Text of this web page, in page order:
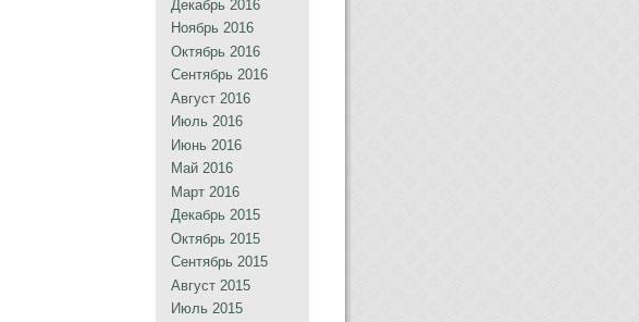
Декабрь 2016
Ноябрь 2016
Октябрь 2016
Сентябрь 2016
Август 2016
Июль 2016
Июнь 2016
Май 2016
Март 2016
Декабрь 2015
Октябрь 2015
Сентябрь 2015
Август 2015
Июль 2015